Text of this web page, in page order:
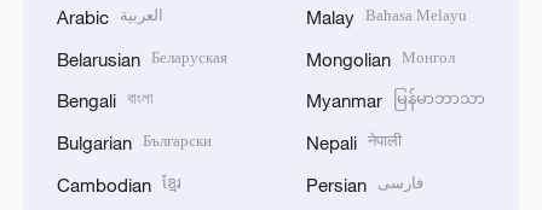
Arabic العربية
Belarusian Беларуская
Bengali বাংলা
Bulgarian Български
Cambodian ខ្មែរ
Malay Bahasa Melayu
Mongolian Монгол
Myanmar မြန်မာဘာသာ
Nepali नेपाली
Persian فارسی